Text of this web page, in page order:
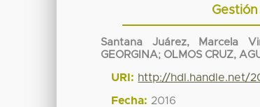
Santana Juárez, Marcela
GEORGINA; OLMOS CRUZ,
URI: http://hdl.handle.net/
Fecha: 2016